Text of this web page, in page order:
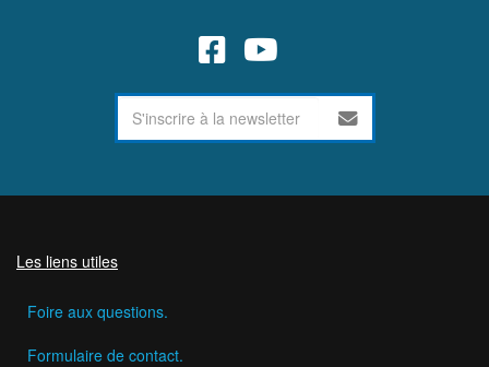
Les liens utiles
Foire aux questions.
Formulaire de contact.